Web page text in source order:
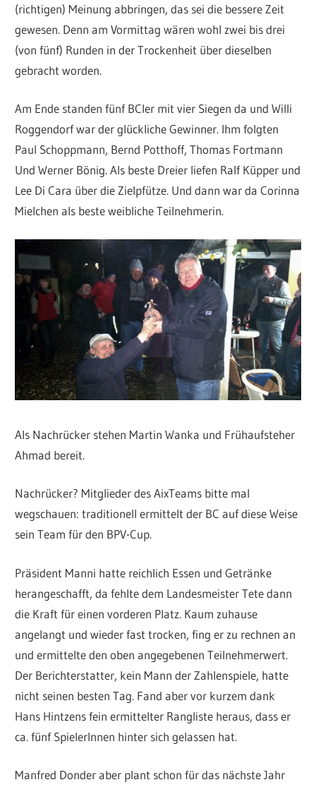
(richtigen) Meinung abbringen, das sei die bessere Zeit
gewesen. Denn am Vormittag wären wohl zwei bis drei
(von fünf) Runden in der Trockenheit über dieselben
gebracht worden.
Am Ende standen fünf BCler mit vier Siegen da und Willi
Roggendorf war der glückliche Gewinner. Ihm folgten
Paul Schoppmann, Bernd Potthoff, Thomas Fortmann
Und Werner Bönig. Als beste Dreier liefen Ralf Küpper und
Lee Di Cara über die Zielpfütze. Und dann war da Corinna
Mielchen als beste weibliche Teilnehmerin.
Als Nachrücker stehen Martin Wanka und Frühaufsteher
Ahmad bereit.
Nachrücker? Mitglieder des AixTeams bitte mal
wegschauen: traditionell ermittelt der BC auf diese Weise
sein Team für den BPV-Cup.
Präsident Manni hatte reichlich Essen und Getränke
herangeschafft, da fehlte dem Landesmeister Tete dann
die Kraft für einen vorderen Platz. Kaum zuhause
angelangt und wieder fast trocken, fing er zu rechnen an
und ermittelte den oben angegebenen Teilnehmerwert.
Der Berichterstatter, kein Mann der Zahlenspiele, hatte
nicht seinen besten Tag. Fand aber vor kurzem dank
Hans Hintzens fein ermittelter Rangliste heraus, dass er
ca. fünf SpielerInnen hinter sich gelassen hat.
Manfred Donder aber plant schon für das nächste Jahr